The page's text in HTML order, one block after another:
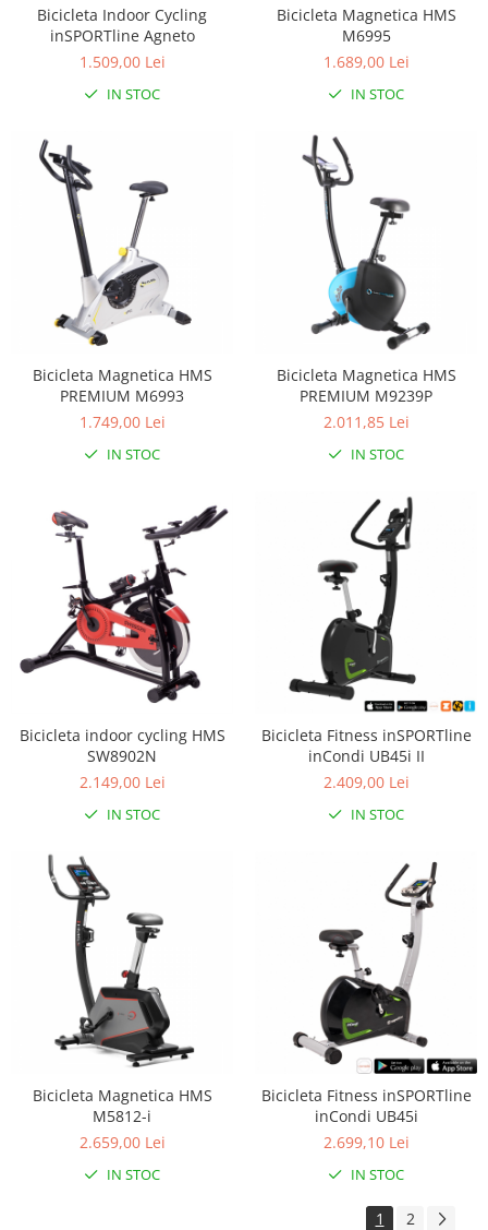
Interfoane, Sterilizatoare,
Electronice diverse
Incalzitoare si sterilizatoare
Cantare bebelusi si adulti
Interfoane bebelusi
Aparate aerosoli
Aparate diverse
Aspirator nazal
Pompe san
Robot de bucatarie
Tensiometre
Termometre camera si baie
Termometre copii si bebe
Bicicleta Indoor Cycling
inSPORTline Agneto
1.509,00 Lei
IN STOC
Bicicleta Magnetica HMS
M6995
1.689,00 Lei
IN STOC
Bicicleta Magnetica HMS
PREMIUM M6993
1.749,00 Lei
IN STOC
Bicicleta Magnetica HMS
PREMIUM M9239P
2.011,85 Lei
IN STOC
Bicicleta indoor cycling HMS
SW8902N
2.149,00 Lei
IN STOC
Bicicleta Fitness inSPORTline
inCondi UB45i II
2.409,00 Lei
IN STOC
Bicicleta Magnetica HMS
M5812-i
2.659,00 Lei
IN STOC
Bicicleta Fitness inSPORTline
inCondi UB45i
2.699,10 Lei
IN STOC
1 2